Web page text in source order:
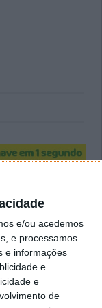
e/ou acedemos
e processamos
e informações
e
e
de